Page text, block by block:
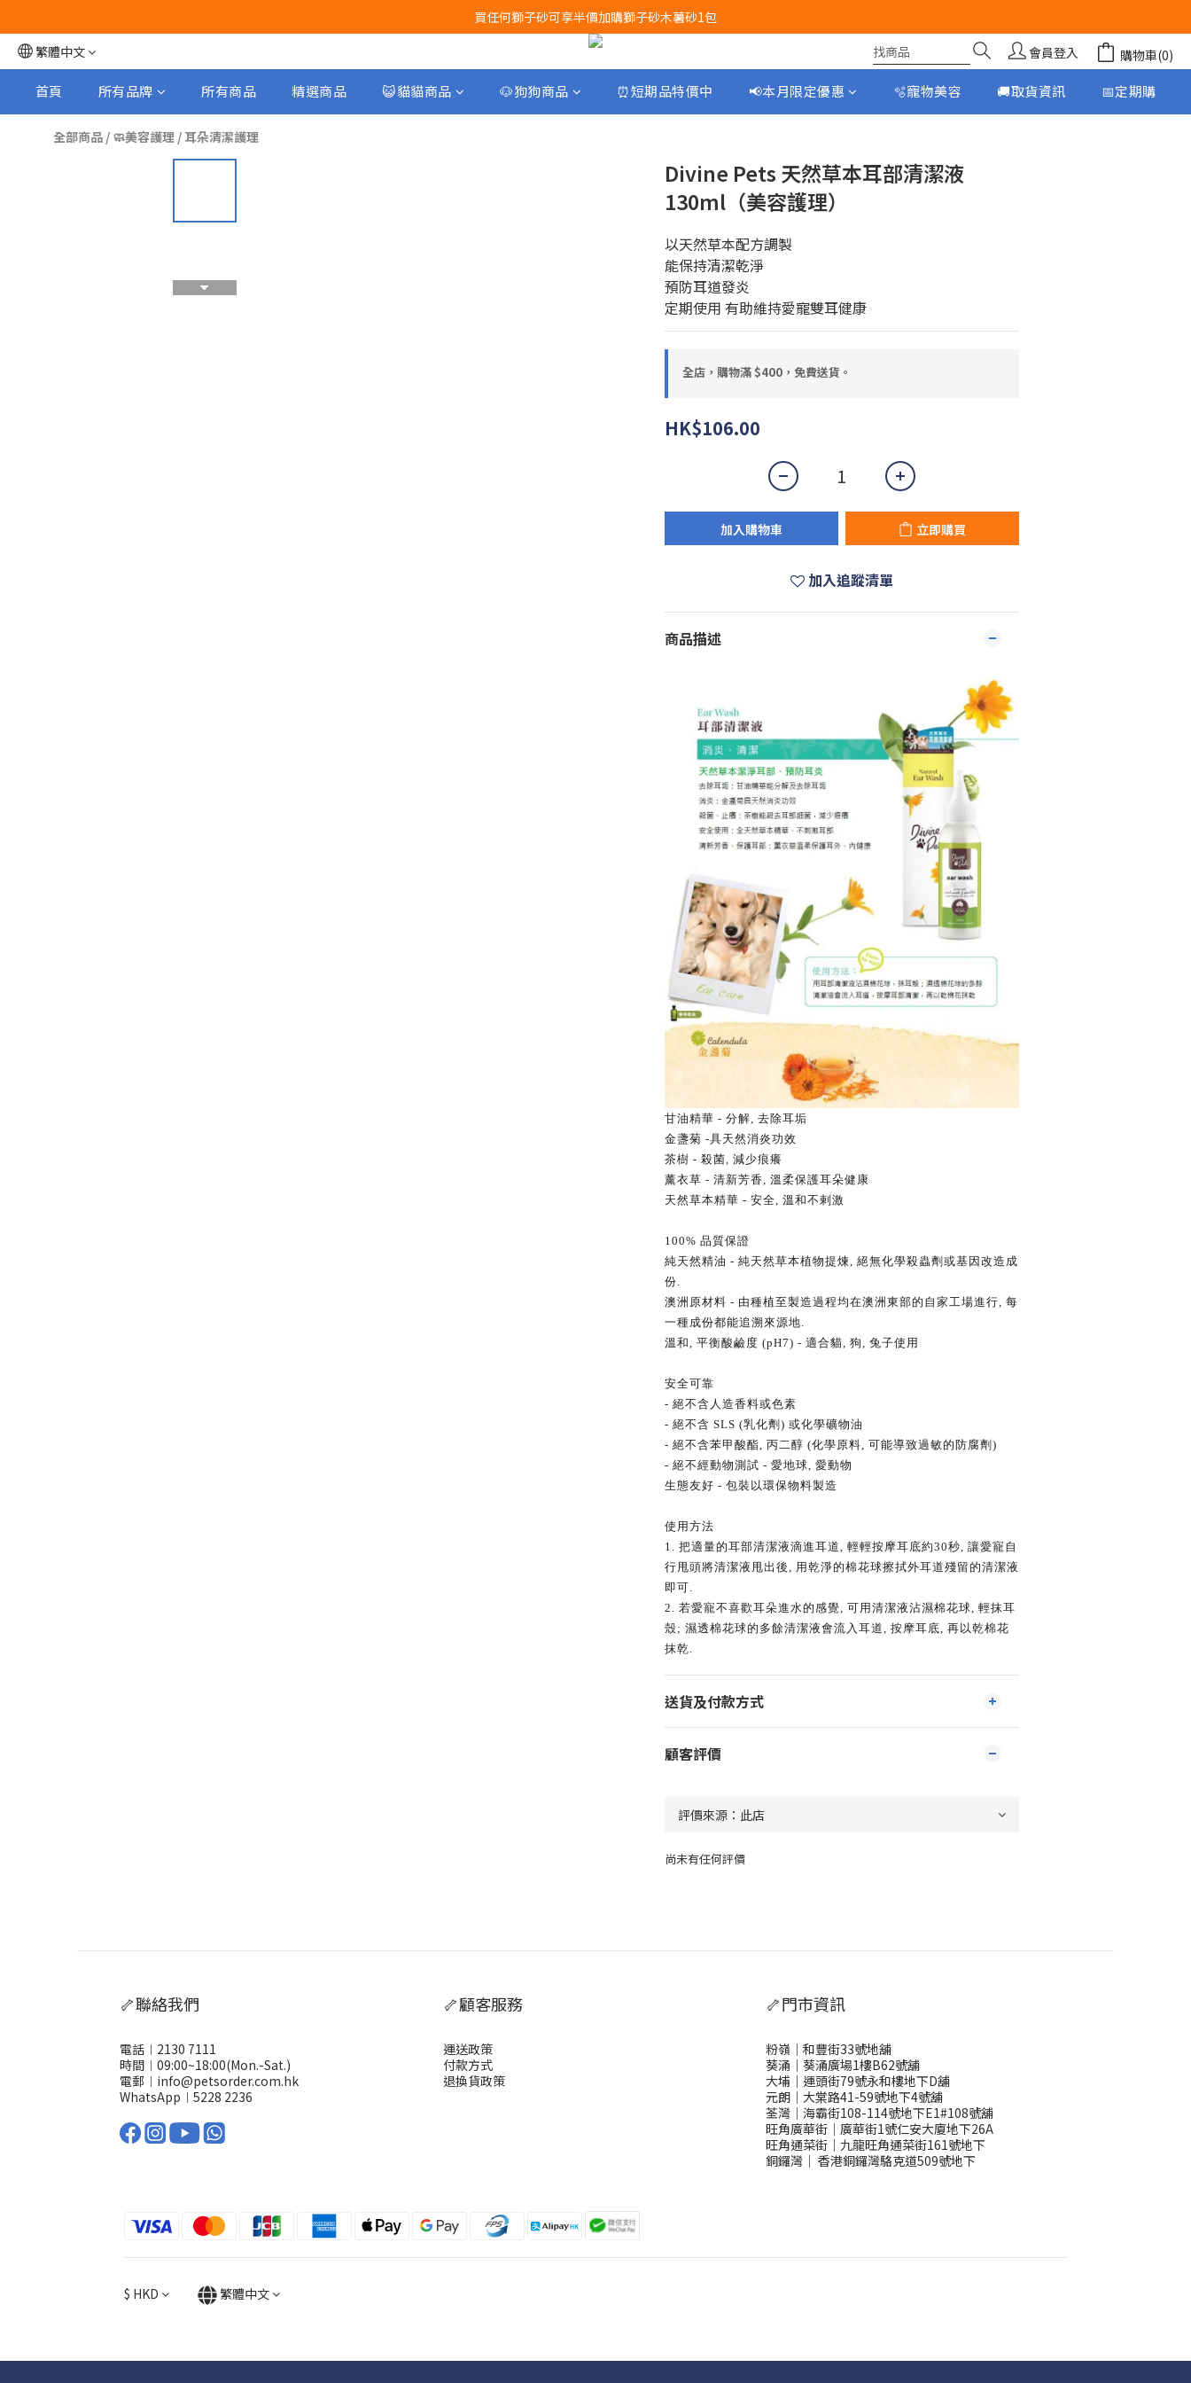
Airbuggy 全線現貨8折！立即點擊火速搶購
買任何獅子砂可享半價加購獅子砂木薯砂1包
Airbuggy 全線現貨8折！立即點擊火速搶購
繁體中文 會員登入 購物車(0)
首頁 所有品牌 所有商品 精選商品 😺貓貓商品 🐶狗狗商品 ⏰短期品特價中 📢本月限定優惠 🫧寵物美容 🚚取貨資訊 📅定期購
全部商品 / 🧼美容護理 / 耳朵清潔護理
Divine Pets 天然草本耳部清潔液
130ml（美容護理）
以天然草本配方調製
能保持清潔乾淨
預防耳道發炎
定期使用 有助維持愛寵雙耳健康
全店，購物滿 $400，免費送貨。
HK$106.00
加入購物車 立即購買
加入追蹤清單
商品描述
甘油精華 - 分解, 去除耳垢
金盞菊 -具天然消炎功效
茶樹 - 殺菌, 減少痕癢
薰衣草 - 清新芳香, 溫柔保護耳朵健康
天然草本精華 - 安全, 溫和不剌激
100% 品質保證
純天然精油 - 純天然草本植物提煉, 絕無化學殺蟲劑或基因改造成
份.
澳洲原材料 - 由種植至製造過程均在澳洲東部的自家工場進行, 每
一種成份都能追溯來源地.
溫和, 平衡酸鹼度 (pH7) - 適合貓, 狗, 兔子使用
安全可靠
- 絕不含人造香料或色素
- 絕不含 SLS (乳化劑 ) 或化學礦物油
- 絕不含苯甲酸酯, 丙二醇 (化學原料, 可能導致過敏的防腐劑 )
- 絕不經動物測試 - 愛地球, 愛動物
生態友好 - 包裝以環保物料製造
使用方法
1. 把適量的耳部清潔液滴進耳道, 輕輕按摩耳底約30秒, 讓愛寵自
行甩頭將清潔液甩出後, 用乾淨的棉花球擦拭外耳道殘留的清潔液
即可.
2. 若愛寵不喜歡耳朵進水的感覺, 可用清潔液沾濕棉花球, 輕抹耳
殼; 濕透棉花球的多餘清潔液會流入耳道, 按摩耳底, 再以乾棉花
抹乾.
送貨及付款方式
顧客評價
尚未有任何評價
🦴聯絡我們
電話︱2130 7111
時間︱09:00~18:00(Mon.-Sat.)
電郵︱info@petsorder.com.hk
WhatsApp︱ 5228 2236
🦴顧客服務
運送政策
付款方式
退換貨政策
🦴門市資訊
粉嶺｜和豐街33號地舖
葵涌｜葵涌廣場1樓B62號舖
大埔｜運頭街79號永和樓地下D舖
元朗｜大棠路41-59號地下4號舖
荃灣｜海霸街108-114號地下E1#108號舖
旺角廣華街｜廣華街1號仁安大廈地下26A
旺角通菜街｜九龍旺角通菜街161號地下
銅鑼灣 ｜ 香港銅鑼灣駱克道509號地下
$ HKD 繁體中文